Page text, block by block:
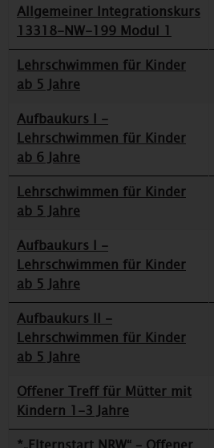
Allgemeiner Integrationskurs
13318-NW-199 Modul 1
Lehrschwimmen für Kinder
ab 5 Jahre
Aufbaukurs I -
Lehrschwimmen für Kinder
ab 6 Jahre
Lehrschwimmen für Kinder
ab 5 Jahre
Aufbaukurs I -
Lehrschwimmen für Kinder
ab 5 Jahre
Aufbaukurs II -
Lehrschwimmen für Kinder
ab 5 Jahre
Offener Treff für Mütter mit
Kindern 1-3 Jahre